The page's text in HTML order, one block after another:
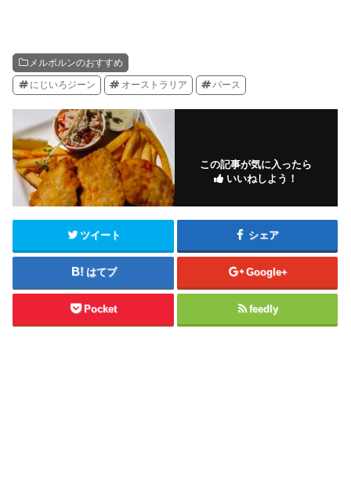
メルボルンのおすすめ
にじいろジーン オーストラリア パース
この記事が気に入ったら
いいねしよう！
ツイート シェア
はてブ Google+
Pocket feedly